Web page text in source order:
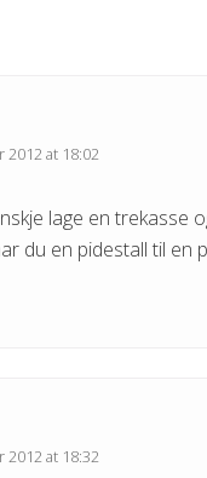
at 18:02
lage en trekasse
du en pidestall til en
at 18:32